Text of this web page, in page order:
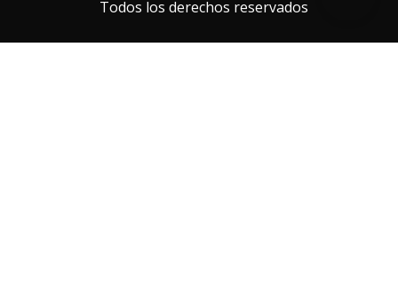
Todos los derechos reservados